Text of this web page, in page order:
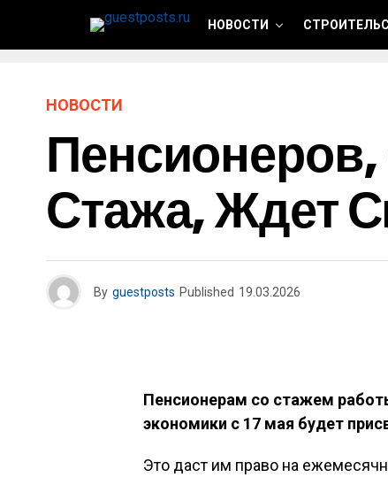
НОВОСТИ
НОВОСТИ
Стажа, Ждет
By guestposts Published 19.03.2026
Пенсионерам со стажем
экономики с 17 мая будет
Это даст им право на